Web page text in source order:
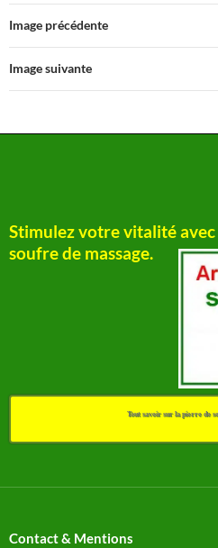
Image précédente
Image suivante
Stimulez votre vitalité
soufre de massage.
Tout savoir sur la pierre de
Contact & Mentions